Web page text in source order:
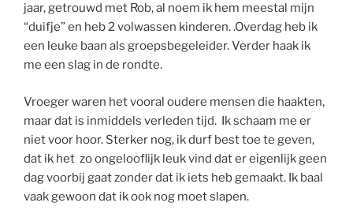
jaar, getrouwd met Rob, al noem ik hem meestal mijn
“duifje” en heb 2 volwassen kinderen. .Overdag heb ik
een leuke baan als groepsbegeleider. Verder haak ik
me een slag in de rondte.
Vroeger waren het vooral oudere mensen die haakten,
maar dat is inmiddels verleden tijd. Ik schaam me er
niet voor hoor. Sterker nog, ik durf best toe te geven,
dat ik het zo ongelooflijk leuk vind dat er eigenlijk geen
dag voorbij gaat zonder dat ik iets heb gemaakt. Ik baal
vaak gewoon dat ik ook nog moet slapen.